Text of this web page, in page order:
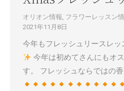
オリオン情報, フラワーレッスン
2021年11月8日
今年もフレッシュリースレ
今年は初めてさんにもオ
す。 フレッシュならではの